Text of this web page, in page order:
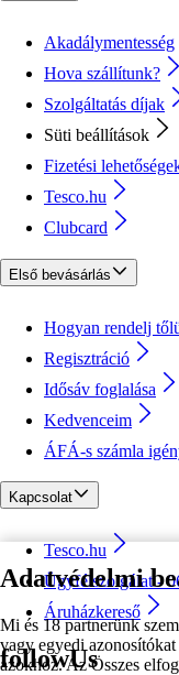
Adatvédelmi
Mi és 18 partnerünk
vagy egyedi
azokhoz. Az Összes
Akadálymentesség
Hova szállítunk?
Szolgáltatás díjak
Süti beállítások
Fizetési
Tesco.hu
Clubcard
Első bevásárlás
Hogyan rendelj
Regisztráció
Idősáv foglalása
Kedvenceim
ÁFÁ-s számla
Kapcsolat
Tesco.hu
Ügyfélszolgálat -
Áruházkereső
followUs